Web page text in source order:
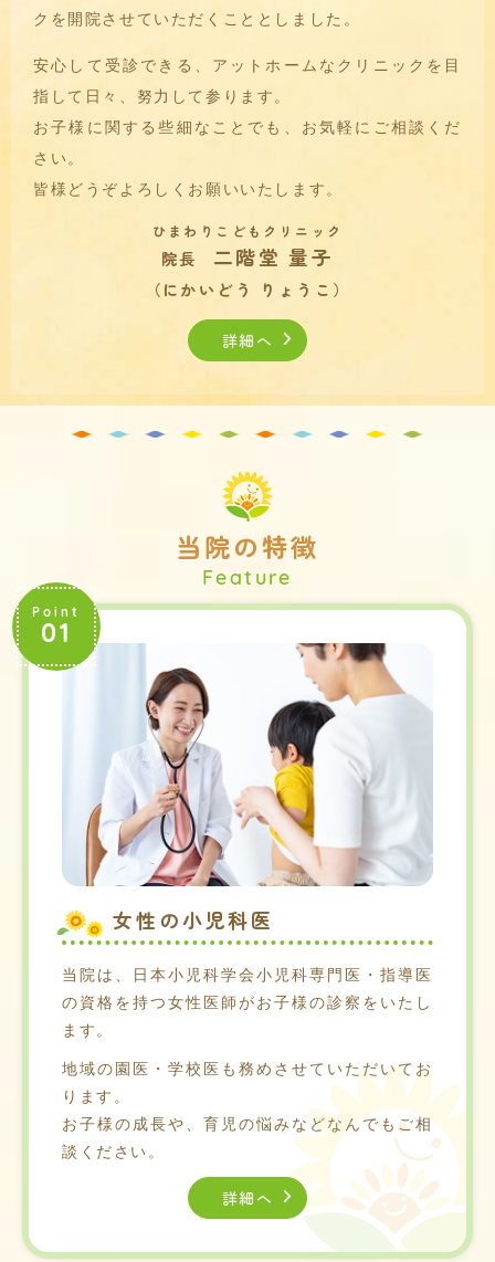
クを開院させていただくこととしました。
安心して受診できる、アットホームなクリニックを目
指して日々、努力して参ります。
お子様に関する些細なことでも、お気軽にご相談くだ
さい。
皆様どうぞよろしくお願いいたします。
ひまわりこどもクリニック
院長 二階堂 量子
（にかいどう りょうこ）
詳細へ
当院の特徴
Point
01
女性の小児科医
当院は、日本小児科学会小児科専門医・指導医
の資格を持つ女性医師がお子様の診察をいたし
ます。
地域の園医・学校医も務めさせていただいてお
ります。
お子様の成長や、育児の悩みなどなんでもご相
談ください。
詳細へ